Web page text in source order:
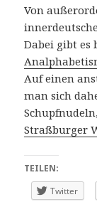
Von
Dabei gibt
Auf einen
man sich
Straßburger
TEILEN:
Twitter